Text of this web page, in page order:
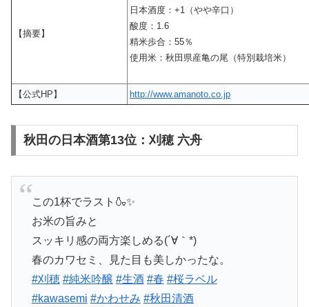
【摘要】
日本酒度：+1（やや辛口）
酸度：1.6
精米歩合：55％
使用米：秋田県産亀の尾（特別栽培米）
【公式HP】 http://www.amanoto.co.jp
秋田の日本酒第13位：刈穂 六舟
この1杯でラスト🍶✨
お米の旨みと
スッキリ感の両方楽しめる(´∀｀*)
春のカワセミ、見た目も美しかったな。
#刈穂 #純米吟醸 #生酒 #春 #桜ラベル
#kawasemi #かわせみ #秋田清酒